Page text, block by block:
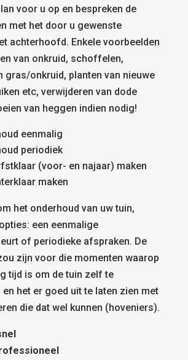
voor u op en bespreken de
met het door u gewenste
achterhoofd. Enkele voorbeelden
van onkruid, schoffelen,
gras/onkruid, planten van nieuwe
etc, verwijderen van dode
van heggen indien nodig!
eenmalig
periodiek
(voor- en najaar) maken
maken
het onderhoud van uw tuin,
een eenmalige
of periodieke afspraken. De
zijn voor die momenten waarop
tijd is om de tuin zelf te
het er goed uit te laten zien met
die dat wel kunnen (hoveniers).